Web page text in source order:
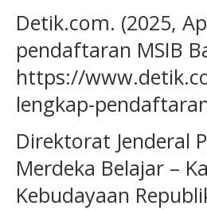
Detik.com. (2025,
pendaftaran MSIB
https://
lengkap-
Direktorat Jenderal
Merdeka Belajar –
Kebudayaan